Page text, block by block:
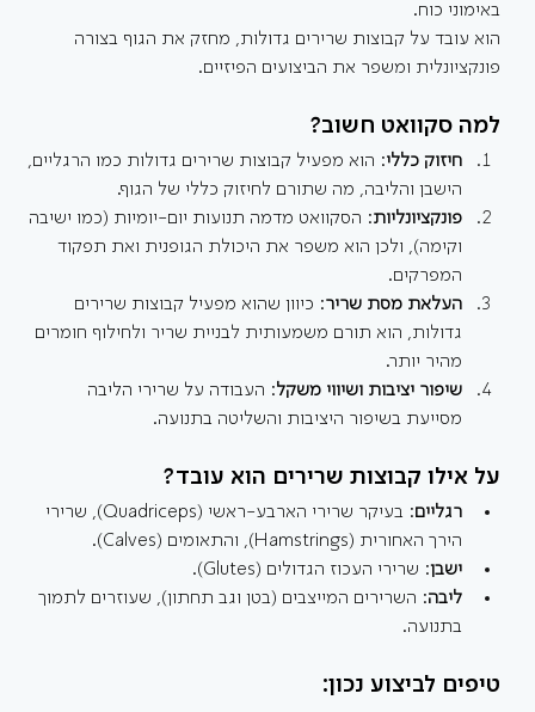
באימוני כוח.
הוא עובד על קבוצות שרירים גדולות, מחזק את הגוף בצורה
פונקציונלית ומשפר את הביצועים הפיזיים.
למה סקוואט חשוב?
חיזוק כללי: הוא מפעיל קבוצות שרירים גדולות כמו הרגליים,
הישבן והליבה, מה שתורם לחיזוק כללי של הגוף.
פונקציונליות: הסקוואט מדמה תנועות יום-יומיות (כמו ישיבה
וקימה), ולכן הוא משפר את היכולת הגופנית ואת תפקוד
המפרקים.
העלאת מסת שריר: כיוון שהוא מפעיל קבוצות שרירים
גדולות, הוא תורם משמעותית לבניית שריר ולחילוף חומרים
מהיר יותר.
שיפור יציבות ושיווי משקל: העבודה על שרירי הליבה
מסייעת בשיפור היציבות והשליטה בתנועה.
על אילו קבוצות שרירים הוא עובד?
רגליים
: בעיקר שרירי הארבע-ראשי (Quadriceps), שרירי
הירך האחורית (Hamstrings), והתאומים (Calves).
ישבן: שרירי העכוז הגדולים (Glutes).
ליבה: השרירים המייצבים (בטן וגב תחתון), שעוזרים לתמוך
בתנועה.
טיפים לביצוע נכון: